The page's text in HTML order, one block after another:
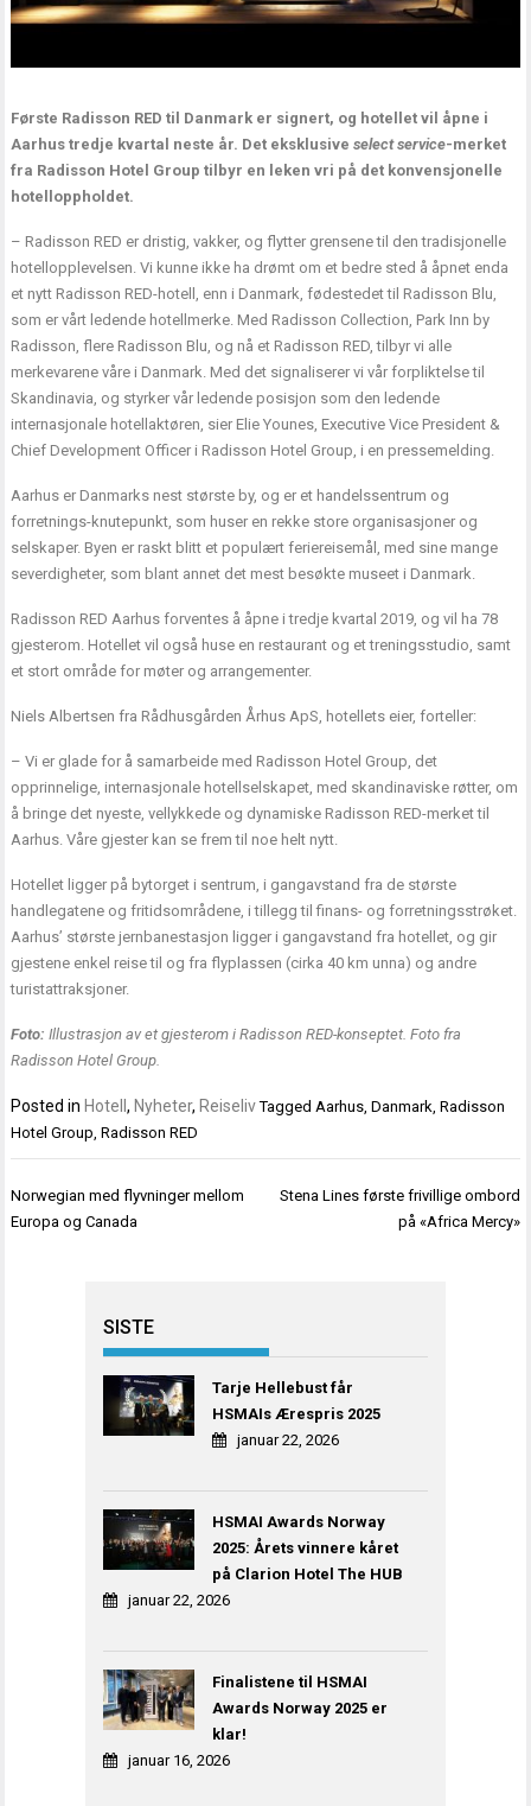
Første Radisson RED til Danmark er signert, og hotellet vil åpne i
Aarhus tredje kvartal neste år. Det eksklusiveselect service-merket
fra Radisson Hotel Group tilbyr en leken vri på det konvensjonelle
hotelloppholdet.
– Radisson RED er dristig, vakker, og flytter grensene til den tradisjonelle
hotellopplevelsen. Vi kunne ikke ha drømt om et bedre sted å åpnet enda
et nytt Radisson RED-hotell, enn i Danmark, fødestedet til Radisson Blu,
som er vårt ledende hotellmerke. Med Radisson Collection, Park Inn by
Radisson, flere Radisson Blu, og nå et Radisson RED, tilbyr vi alle
merkevarene våre i Danmark. Med det signaliserer vi vår forpliktelse til
Skandinavia, og styrker vår ledende posisjon som den ledende
internasjonale hotellaktøren, sier Elie Younes, Executive Vice President &
Chief Development Officer i Radisson Hotel Group, i en pressemelding.
Aarhus er Danmarks nest største by, og er et handelssentrum og
forretnings-knutepunkt, som huser en rekke store organisasjoner og
selskaper. Byen er raskt blitt et populært feriereisemål, med sine mange
severdigheter, som blant annet det mest besøkte museet i Danmark.
Radisson RED Aarhus forventes å åpne i tredje kvartal 2019, og vil ha 78
gjesterom. Hotellet vil også huse en restaurant og et treningsstudio, samt
et stort område for møter og arrangementer.
Niels Albertsen fra Rådhusgården Århus ApS, hotellets eier, forteller:
– Vi er glade for å samarbeide med Radisson Hotel Group, det
opprinnelige, internasjonale hotellselskapet, med skandinaviske røtter, om
å bringe det nyeste, vellykkede og dynamiske Radisson RED-merket til
Aarhus. Våre gjester kan se frem til noe helt nytt.
Hotellet ligger på bytorget i sentrum, i gangavstand fra de største
handlegatene og fritidsområdene, i tillegg til finans- og forretningsstrøket.
Aarhus’ største jernbanestasjon ligger i gangavstand fra hotellet, og gir
gjestene enkel reise til og fra flyplassen (cirka 40 km unna) og andre
turistattraksjoner.
Foto: Illustrasjon av et gjesterom i Radisson RED-konseptet. Foto fra
Radisson Hotel Group.
Posted in Hotell, Nyheter, Reiseliv TaggedAarhus,Danmark,Radisson
Hotel Group,Radisson RED
Innleggsnavigasjon
Norwegian med flyvninger mellom
Europa og Canada
Stena Lines første frivillige ombord
på «Africa Mercy»
SISTE
Tarje Hellebust får
HSMAIs Ærespris 2025
januar 22, 2026
HSMAI Awards Norway
2025: Årets vinnere kåret
på Clarion Hotel The HUB
januar 22, 2026
Finalistene til HSMAI
Awards Norway 2025 er
klar!
januar 16, 2026